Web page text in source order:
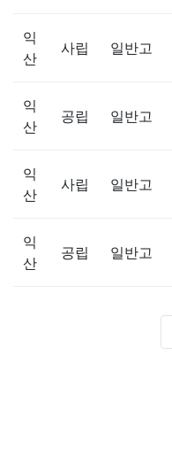
익
산
사립 일반고
익
산
공립 일반고
익
산
사립 일반고
익
산
공립 일반고